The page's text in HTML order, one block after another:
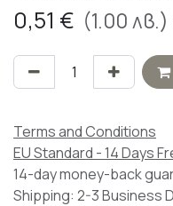
0,51 € (1.00лв.)
Terms and Conditions
EU Standard - 14 Days
14-day money-back
Shipping: 2-3 Business